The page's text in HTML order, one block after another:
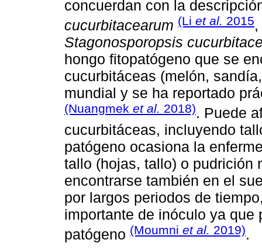
concuerdan con la
cucurbitacearum (Li et al. 2015,
Stagonosporopsis
hongo fitopatógeno que se
cucurbitáceas (melón,
mundial y se ha reportado
(Nuangmek et al. 2018). Puede
cucurbitáceas, incluyendo
patógeno ocasiona la
tallo (hojas, tallo) o pudrición
encontrarse también en el
por largos periodos de
importante de inóculo ya
patógeno (Moumni et al. 2019).